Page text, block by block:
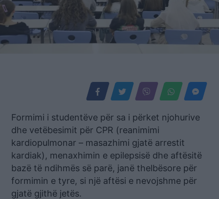
Formimi i studentëve për sa i përket njohurive
dhe vetëbesimit për CPR (reanimimi
kardiopulmonar – masazhimi gjatë arrestit
kardiak), menaxhimin e epilepsisë dhe aftësitë
bazë të ndihmës së parë, janë thelbësore për
formimin e tyre, si një aftësi e nevojshme për
gjatë gjithë jetës.